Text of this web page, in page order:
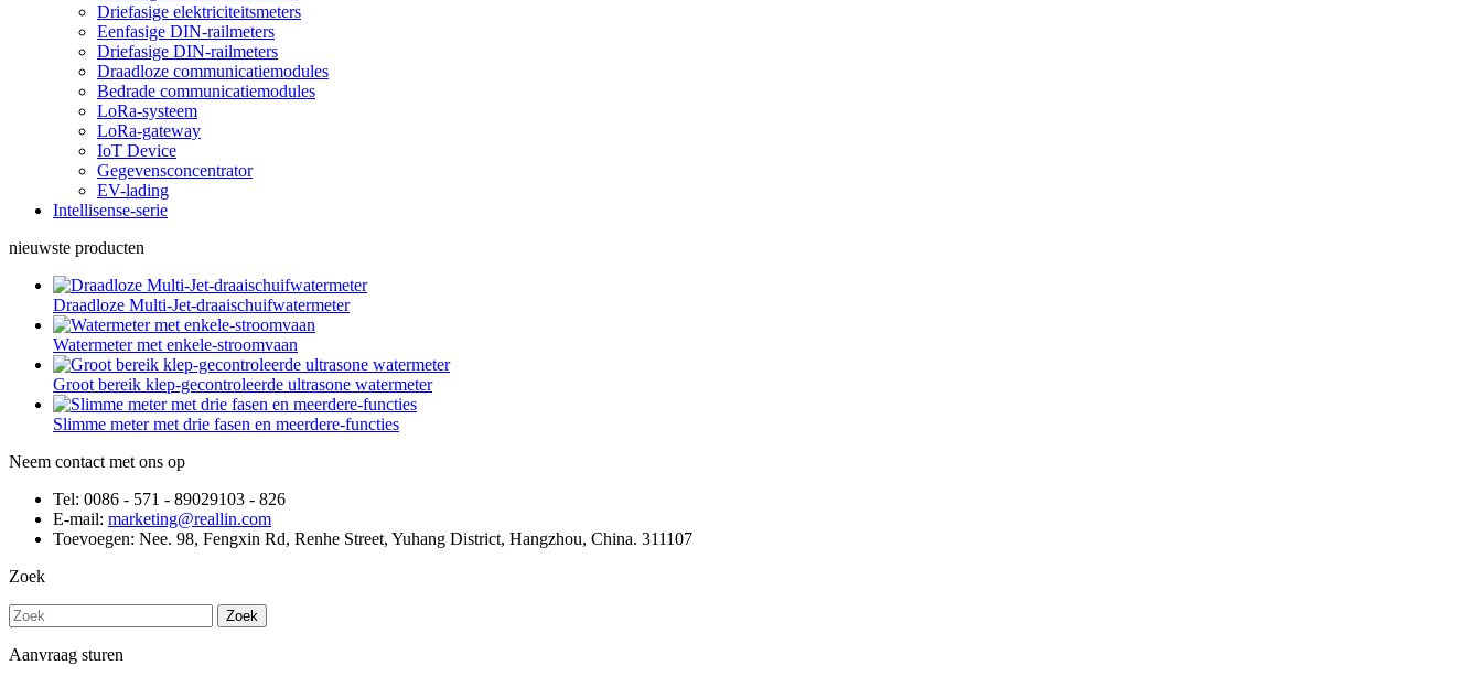
Driefasige elektriciteitsmeters
Eenfasige DIN-railmeters
Driefasige DIN-railmeters
Draadloze communicatiemodules
Bedrade communicatiemodules
LoRa-systeem
LoRa-gateway
IoT Device
Gegevensconcentrator
EV-lading
Intellisense-serie
nieuwste producten
Draadloze Multi-Jet-draaischuifwatermeter
Watermeter met enkele-stroomvaan
Groot bereik klep-gecontroleerde ultrasone watermeter
Slimme meter met drie fasen en meerdere-functies
Neem contact met ons op
Tel: 0086 - 571 - 89029103 - 826
E-mail: marketing@reallin.com
Toevoegen: Nee. 98, Fengxin Rd, Renhe Street, Yuhang District, Hangzhou, China. 311107
Zoek
Zoek
Aanvraag sturen